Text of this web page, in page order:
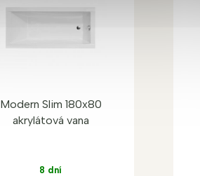
Modern Slim 180x80
akrylátová vana
8 dní